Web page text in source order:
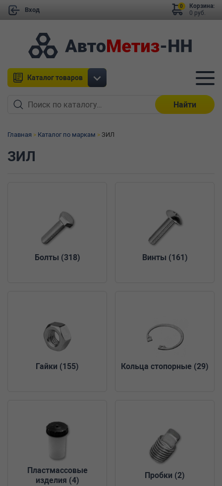
Вход
Корзина:
0 руб.
0
Каталог товаров
Найти
Главная Каталог по маркам ЗИЛ
ЗИЛ
Болты (318) Винты (161)
Гайки (155) Кольца стопорные (29)
Пластмассовые
изделия (4)
Пробки (2)